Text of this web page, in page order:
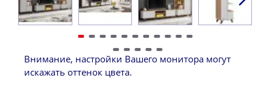
Внимание, настройки Вашего монитора могут
искажать оттенок цвета.